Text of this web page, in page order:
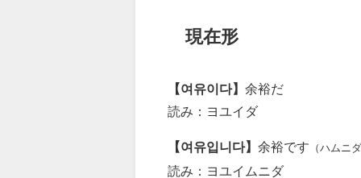
現在形
【여유이다】 余裕だ
読み：ヨユイダ
【여유입니다】 余裕です （ハムニ
読み：ヨユイムニダ